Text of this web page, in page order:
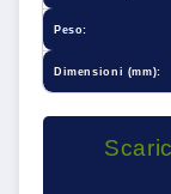
Peso:
Dimensioni (mm):